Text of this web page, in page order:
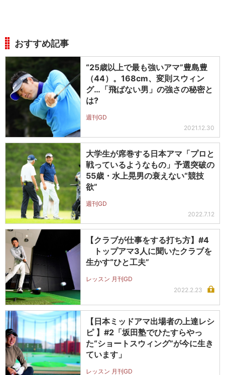
おすすめ記事
“25歳以上で最も強いアマ”豊島豊
（44）。168cm、変則スウィン
グ…「飛ばない男」の強さの秘密と
は?
週刊GD
2021.12.30
大学生が席巻する日本アマ「プロと
戦っているようなもの」予選突破の
55歳・水上晃男の衰えない“競技
欲”
週刊GD
2022.7.12
【クラブが仕事をする打ち方】#4
トップアマ3人に聞いたクラブを
生かす“ひと工夫”
レッスン 月刊GD
2022.2.23
【日本ミッドアマ出場者の上達レシ
ピ 】#2「坂田塾でひたすらやっ
た“ショートスウィング”が今に生き
ています」
レッスン 月刊GD